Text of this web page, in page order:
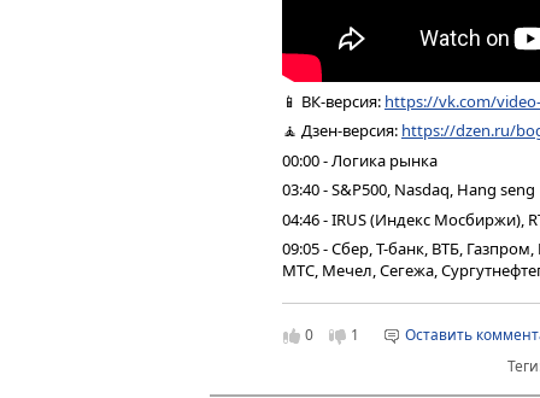
📱 ВК-версия: https://vk.com/video-
🧘 Дзен-версия: https://dzen.ru/
00:00 - Логика рынка
03:40 - S&P500, Nasdaq, Hang seng
04:46 - IRUS (Индекс Мосбиржи),
09:05 - Сбер, Т-банк, ВТБ,
МТС, Мечел, Сегежа,
13:22 - Юань рубль, рубль
14:50 - Фьючерс на газ,
15:52 - DXY, US10Y, VIX,
0 1
Оставить